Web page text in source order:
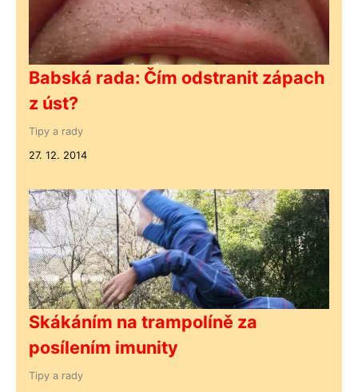
Babská rada: Čím odstranit zápach
z úst?
Tipy a rady
27. 12. 2014
Skákáním na trampolíně za
posílením imunity
Tipy a rady